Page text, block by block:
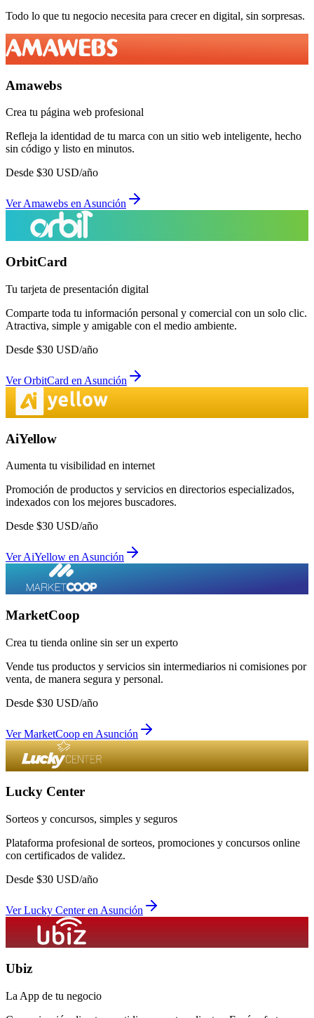
Todo lo que tu negocio necesita para crecer en digital, sin sorpresas.
Amawebs
Crea tu página web profesional
Refleja la identidad de tu marca con un sitio web inteligente, hecho
sin código y listo en minutos.
Desde $30 USD/año
VerAmawebs enAsunción
OrbitCard
Tu tarjeta de presentación digital
Comparte toda tu información personal y comercial con un solo clic.
Atractiva, simple y amigable con el medio ambiente.
Desde $30 USD/año
VerOrbitCard en Asunción
AiYellow
Aumenta tu visibilidad en internet
Promoción de productos y servicios en directorios especializados,
indexados con los mejores buscadores.
Desde $30 USD/año
VerAiYellow en Asunción
MarketCoop
Crea tu tienda online sin ser un experto
Vende tus productos y servicios sin intermediarios ni comisiones por
venta, de manera segura y personal.
Desde $30 USD/año
VerMarketCoop en Asunción
Lucky Center
Sorteos y concursos, simples y seguros
Plataforma profesional de sorteos, promociones y concursos online
con certificados de validez.
Desde $30 USD/año
VerLucky Centeren Asunción
Ubiz
La App de tu negocio